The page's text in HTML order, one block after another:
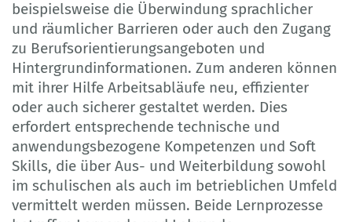
beispielsweise die Überwindung sprachlicher
und räumlicher Barrieren oder auch den Zugang
zu Berufsorientierungsangeboten und
Hintergrundinformationen. Zum anderen können
mit ihrer Hilfe Arbeitsabläufe neu, effizienter
oder auch sicherer gestaltet werden. Dies
erfordert entsprechende technische und
anwendungsbezogene Kompetenzen und Soft
Skills, die über Aus- und Weiterbildung sowohl
im schulischen als auch im betrieblichen Umfeld
vermittelt werden müssen. Beide Lernprozesse